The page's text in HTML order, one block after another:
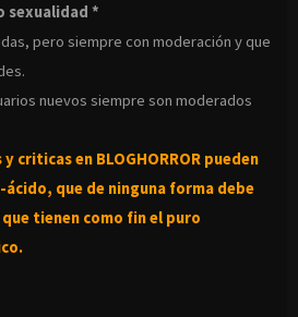
sexualidad *
pero siempre con moderación y que
nuevos siempre son moderados
criticas en BLOGHORROR pueden
ácido, que de ninguna forma debe
tienen como fin el puro